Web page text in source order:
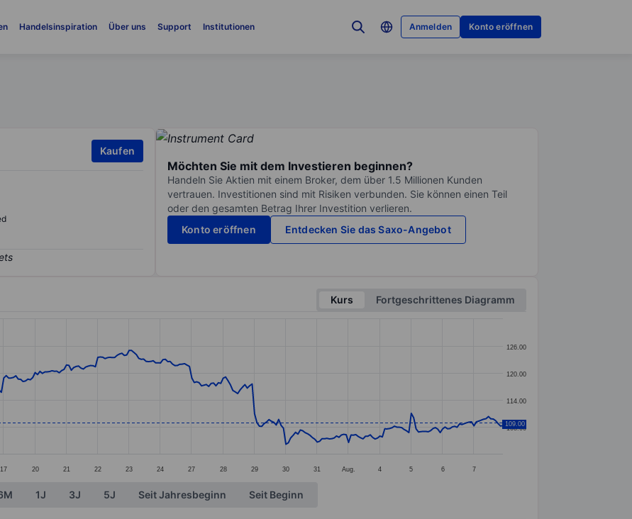
Handelsinspiration Über uns Support Institutionen Anmelden Konto eröffnen
Kaufen
Möchten Sie mit dem Investieren beginnen?
Handeln Sie Aktien mit einem Broker, dem über 1.5 Millionen Kunden
vertrauen. Investitionen sind mit Risiken verbunden. Sie können einen Teil
oder den gesamten Betrag Ihrer Investition verlieren.
Konto eröffnen
Entdecken Sie das Saxo-Angebot
Kurs
Fortgeschrittenes Diagramm
ranges from 104.12 to 125.03.
17 20 21 22 23 24 27 28 29 30 31 Aug. 4 5 6 7
108.00
114.00
120.00
126.00
109.00
1J 3J 5J Seit Jahresbeginn Seit Beginn